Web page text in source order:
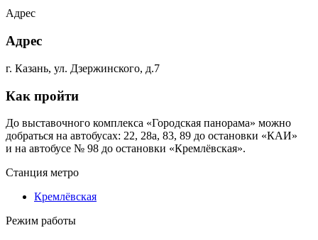
Адрес
Адрес
г. Казань, ул. Дзержинского, д.7
Как пройти
До выставочного комплекса «Городская панорама» можно
добраться на автобусах: 22, 28а, 83, 89 до остановки «КАИ»
и на автобусе № 98 до остановки «Кремлёвская».
Станция метро
Кремлёвская
Режим работы